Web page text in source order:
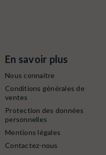
En savoir plus
Nous connaitre
Conditions générales de
ventes
Protection des données
personnelles
Mentions légales
Contactez-nous